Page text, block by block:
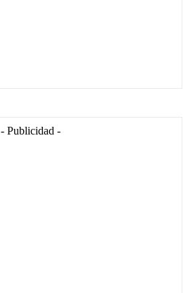
- Publicidad -